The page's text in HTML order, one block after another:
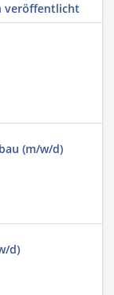
veröffentlicht
(m/w/d)
d)